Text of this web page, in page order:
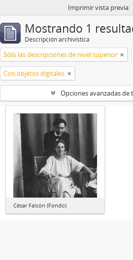
Imprimir vista previa
Mostrando 1
Descripción archivística
Sólo las descripciones de nivel superior
Con objetos digitales
Opciones avanzadas de
César Falcón (Fondo)